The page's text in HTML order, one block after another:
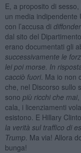
E, a proposito di
un media indipendente
con l’accusa di
dal sito del
erano documentati gli
successivamente le
lei poi morse. In
cacciò fuori. Ma io non
che, nel Discorso sullo
sono più ricchi che mai,
cala, i licenziamenti
esistono. E Hillary
la verità sul traffico di
Trump . Ma via! Allora
bunga!